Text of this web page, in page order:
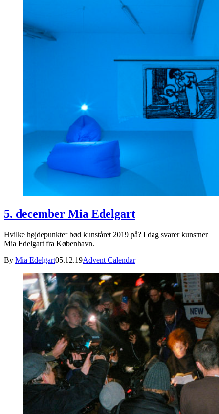
5. december Mia Edelgart
Hvilke højdepunkter bød kunståret 2019 på? I dag svarer kunstner
Mia Edelgart fra København.
By Mia Edelgart05.12.19Advent Calendar